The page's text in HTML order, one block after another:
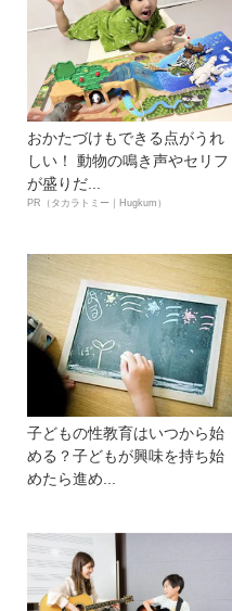
おかたづけもできる点がうれ
しい！ 動物の鳴き声やセリフ
が盛りだ...
PR（タカラトミー｜Hugkum）
子どもの性教育はいつから始
める？子どもが興味を持ち始
めたら進め...